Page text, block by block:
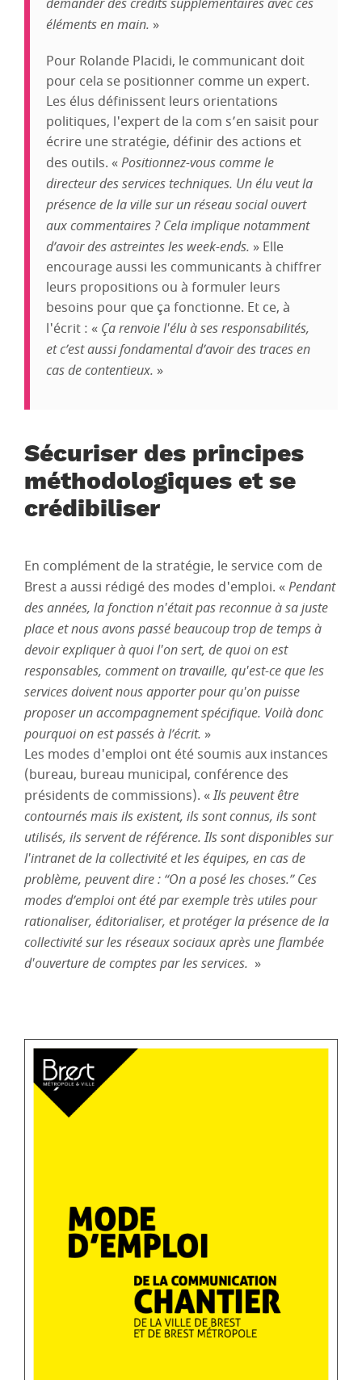
éléments en main. »
Pour Rolande Placidi, le communicant doit
pour cela se positionner comme un expert.
Les élus définissent leurs orientations
politiques, l'expert de la com s’en saisit pour
écrire une stratégie, définir des actions et
des outils. «Positionnez-vous comme le
directeur des services techniques. Un élu veut la
présence de la ville sur un réseau social ouvert
aux commentaires ? Cela implique notamment
d’avoir des astreintes les week-ends. » Elle
encourage aussi les communicants à chiffrer
leurs propositions ou à formuler leurs
besoins pour que ça fonctionne. Et ce, à
l'écrit : « Ça renvoie l'élu à ses responsabilités,
et c’est aussi fondamental d’avoir des traces en
cas de contentieux. »
Sécuriser des principes
méthodologiques et se
crédibiliser
En complément de la stratégie, le service com de
Brest a aussi rédigé des modes d'emploi. «Pendant
des années, la fonction n'était pas reconnue à sa juste
place et nous avons passé beaucoup trop de temps à
devoir expliquer à quoi l'on sert, de quoi on est
responsables, comment on travaille, qu'est-ce que les
services doivent nous apporter pour qu'on puisse
proposer un accompagnement spécifique. Voilà donc
pourquoi on est passés à l’écrit. »
Les modes d'emploi ont été soumis aux instances
(bureau, bureau municipal, conférence des
présidents de commissions). «Ils peuvent être
contournés mais ils existent, ils sont connus, ils sont
utilisés, ils servent de référence. Ils sont disponibles sur
l'intranet de la collectivité et les équipes, en cas de
problème, peuvent dire : “On a posé les choses.” Ces
modes d’emploi ont été par exemple très utiles pour
rationaliser, éditorialiser, et protéger la présence de la
collectivité sur les réseaux sociaux après une flambée
d'ouverture de comptes par les services. »